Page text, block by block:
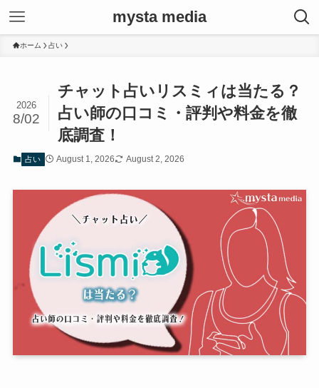
mysta media
ホーム 占い
チャット占いリスミィは当たる？
占い師の口コミ・評判や料金を徹
底調査！
2026
8/02
占い August 1, 2026 August 2, 2026